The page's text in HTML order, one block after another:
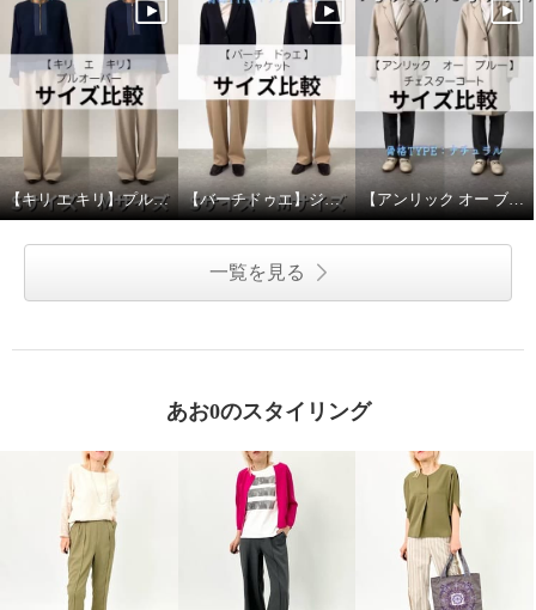
【キリ エ キリ】プルオーバー サイズ比較 【バーチドゥエ】ジャケット サイズ比較 【アンリック オー ブルー】チェスターコート サイズ比較
一覧を見る
あお0のスタイリング